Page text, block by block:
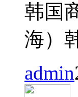
韩国
海）
admin